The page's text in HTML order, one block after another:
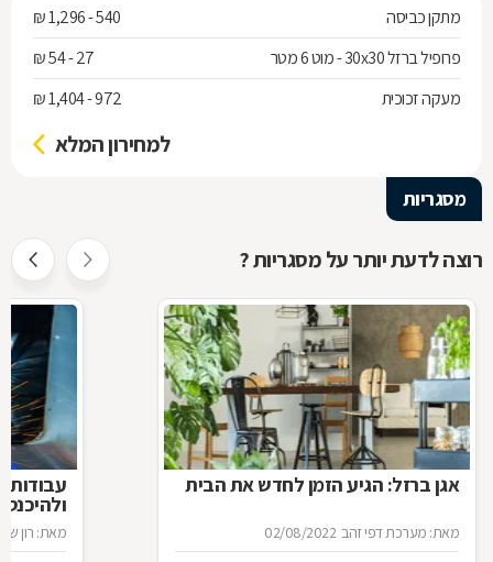
מתקן כביסה
540 - 1,296 ₪
פרופיל ברזל 30x30 - מוט 6 מטר
27 - 54 ₪
מעקה זכוכית
972 - 1,404 ₪
למחירון המלא
מסגריות
רוצה לדעת יותר על מסגריות ?
אגן ברזל: הגיע הזמן לחדש את הבית
מאת: מערכת דפי זהב 02/08/2022
עבודות
מאת: רון